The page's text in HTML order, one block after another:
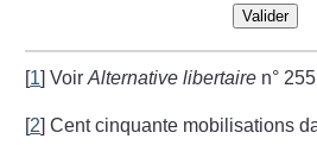
Valider
[1]VoirAlternative libertaire n°
[2]Cent cinquante mobilisations